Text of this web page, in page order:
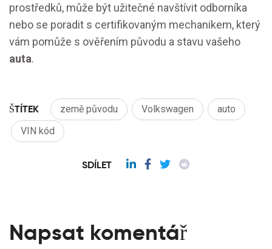
prostředků, může být užitečné navštívit odborníka
nebo se poradit s certifikovaným mechanikem, který
vám pomůže s ověřením původu a stavu vašeho
auta.
ŠTÍTEK země původu Volkswagen
auto
VIN kód
SDÍLET
Napsat komentář